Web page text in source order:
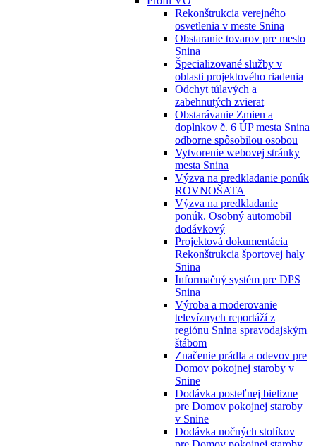
Rekonštrukcia verejného
osvetlenia v meste Snina
Obstaranie tovarov pre mesto
Snina
Špecializované služby v
oblasti projektového riadenia
Odchyt túlavých a
zabehnutých zvierat
Obstarávanie Zmien a
doplnkov č. 6 ÚP mesta Snina
odborne spôsobilou osobou
Vytvorenie webovej stránky
mesta Snina
Výzva na predkladanie ponúk
ROVNOŠATA
Výzva na predkladanie
ponúk. Osobný automobil
dodávkový
Projektová dokumentácia
Rekonštrukcia športovej haly
Snina
Informačný systém pre DPS
Snina
Výroba a moderovanie
televíznych reportáží z
regiónu Snina spravodajským
štábom
Značenie prádla a odevov pre
Domov pokojnej staroby v
Snine
Dodávka posteľnej bielizne
pre Domov pokojnej staroby
v Snine
Dodávka nočných stolíkov